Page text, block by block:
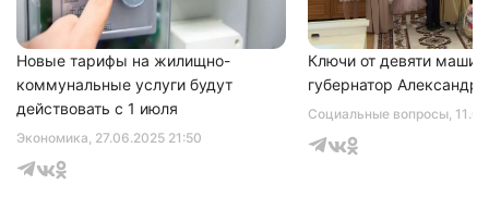
Экономика, 27.06.2025 21:50
Новые тарифы на жилищно-
коммунальные услуги будут
действовать с 1 июля
Социальные вопросы,
Ключи от девяти машин
губернатор Александр